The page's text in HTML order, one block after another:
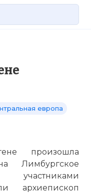
европа
произошла
Лимбургское
участниками
архиепископ